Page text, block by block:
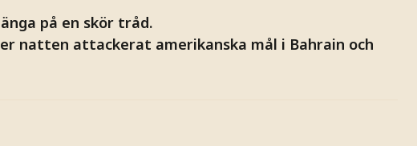
på en skör tråd.
natten attackerat amerikanska mål i Bahrain och